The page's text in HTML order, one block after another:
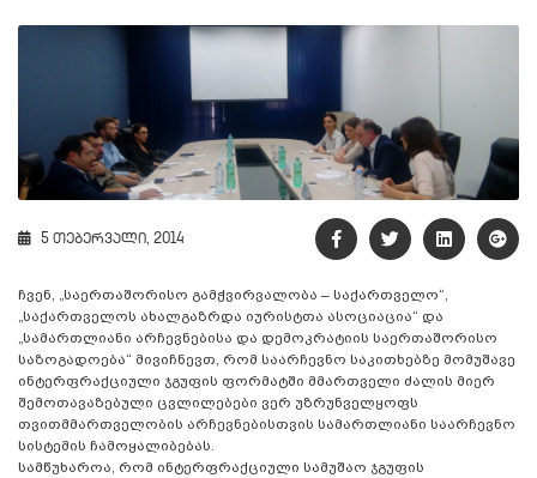
5 თებერვალი, 2014
ჩვენ, „საერთაშორისო გამჭვირვალობა – საქართველო“,
„საქართველოს ახალგაზრდა იურისტთა ასოციაცია“ და
„სამართლიანი არჩევნებისა და დემოკრატიის საერთაშორისო
საზოგადოება“ მივიჩნევთ, რომ საარჩევნო საკითხებზე მომუშავე
ინტერფრაქციული ჯგუფის ფორმატში მმართველი ძალის მიერ
შემოთავაზებული ცვლილებები ვერ უზრუნველყოფს
თვითმმართველობის არჩევნებისთვის სამართლიანი საარჩევნო
სისტემის ჩამოყალიბებას.
სამწუხაროა, რომ ინტერფრაქციული სამუშაო ჯგუფის